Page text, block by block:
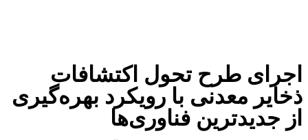
اجرای طرح تحول اکتشافات
ذخایر معدنی با رویکرد بهره‌گیری
از جدیدترین فناوری‌ها